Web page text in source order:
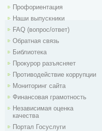
Профориентация
Наши выпускники
FAQ (вопрос/ответ)
Обратная связь
Библиотека
Прокурор разъясняет
Противодействие коррупции
Мониторинг сайта
Финансовая грамотность
Независимая оценка
качества
Портал Госуслуги